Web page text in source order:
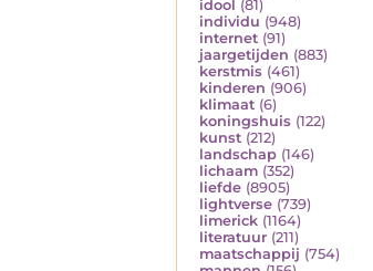
idool (81)
individu (948)
internet (91)
jaargetijden (883)
kerstmis (461)
kinderen (906)
klimaat (6)
koningshuis (122)
kunst (212)
landschap (146)
lichaam (352)
liefde (8905)
lightverse (739)
limerick (1164)
literatuur (211)
maatschappij (754)